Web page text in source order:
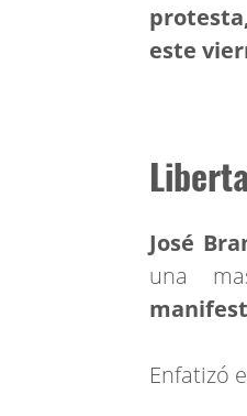
este
José
una
Enfatizó